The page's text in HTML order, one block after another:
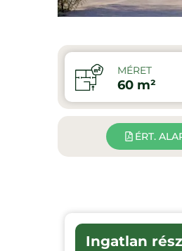
MÉRET
60 m²
ÉRT.
Ingatlan